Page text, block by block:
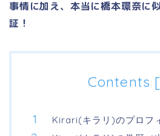
事情に加え、本当に橋本環奈に
証！
Contents [
Kirari(キラリ)のプロフ